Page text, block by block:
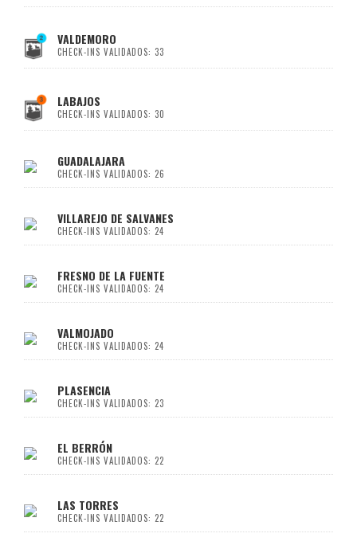
VALDEMORO
CHECK-INS VALIDADOS: 33
LABAJOS
CHECK-INS VALIDADOS: 30
GUADALAJARA
CHECK-INS VALIDADOS: 26
VILLAREJO DE SALVANES
CHECK-INS VALIDADOS: 24
FRESNO DE LA FUENTE
CHECK-INS VALIDADOS: 24
VALMOJADO
CHECK-INS VALIDADOS: 24
PLASENCIA
CHECK-INS VALIDADOS: 23
EL BERRÓN
CHECK-INS VALIDADOS: 22
LAS TORRES
CHECK-INS VALIDADOS: 22